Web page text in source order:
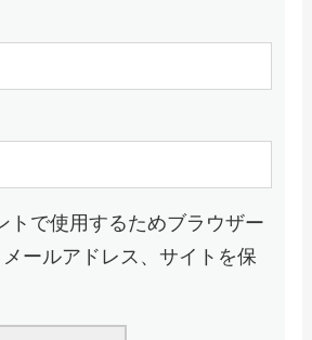
トで使用するためブラウザー
ールアドレス、サイトを保